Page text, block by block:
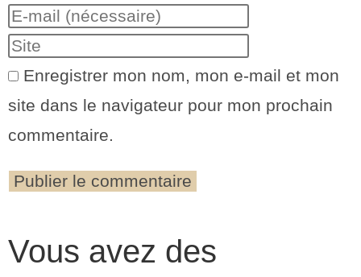
Enregistrer mon nom, mon e-mail et mon
site dans le navigateur pour mon prochain
commentaire.
Vous avez des